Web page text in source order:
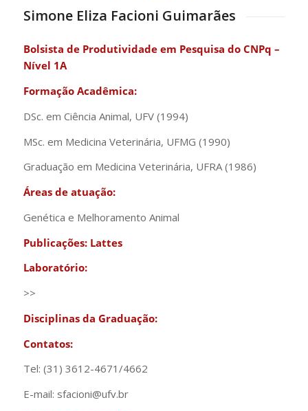
Simone Eliza Facioni Guimarães
Bolsista de Produtividade em Pesquisa do CNPq –
Nível 1A
Formação Acadêmica:
DSc. em Ciência Animal, UFV (1994)
MSc. em Medicina Veterinária, UFMG (1990)
Graduação em Medicina Veterinária, UFRA (1986)
Áreas de atuação:
Genética e Melhoramento Animal
Publicações: Lattes
Laboratório:
>>
Disciplinas da Graduação:
Contatos:
Tel: (31) 3612-4671/4662
E-mail: sfacioni@ufv.br